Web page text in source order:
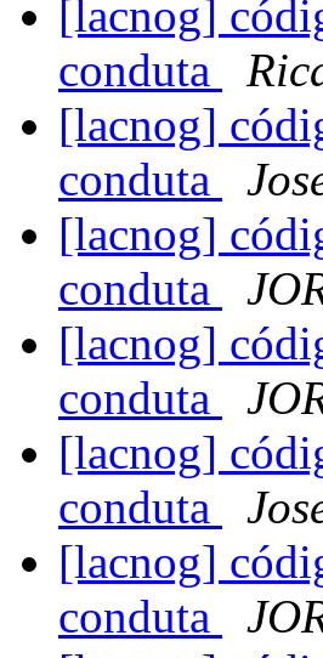
[lacnog]
conduta
[lacnog]
conduta
[lacnog]
conduta
[lacnog]
conduta
[lacnog]
conduta
[lacnog]
conduta